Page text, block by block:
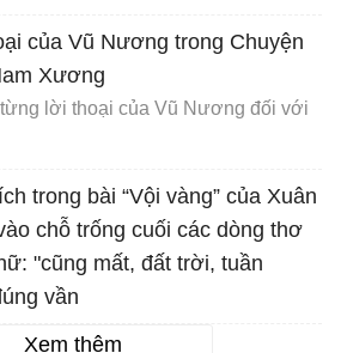
của Vũ Nương trong Chuyện
Xương
lời thoại của Vũ Nương đối với
trong bài “Vội vàng” của Xuân
chỗ trống cuối các dòng thơ
"cũng mất, đất trời, tuần
vần
Xem thêm